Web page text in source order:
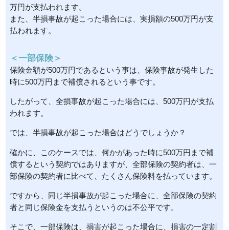
万円が支払われます。
また、半損事故が起こった場合には、実損額の500万円が支
払われます。
＜一部保険＞
保険金額が500万円であるという事は、保険事故が発生した
時に500万円まで補償されるという事です。
したがって、全損事故が起こった場合には、500万円が支払
われます。
では、半損事故が起こった場合はどうでしょうか？
確かに、このケースでは、何かがあった時に500万円まで補
償するという契約ではありますが、全部保険の契約者は、一
部保険の契約者に比べて、たくさん保険料を払っています。
ですから、同じ半損事故が起こった場合に、全部保険の契約
者と同じ保険金を支払うというのは不公平です。
そこで、一部保険は、損害が起こった場合に、損害の一定割